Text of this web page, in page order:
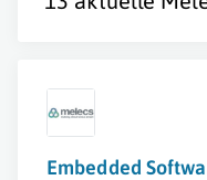
Embedded